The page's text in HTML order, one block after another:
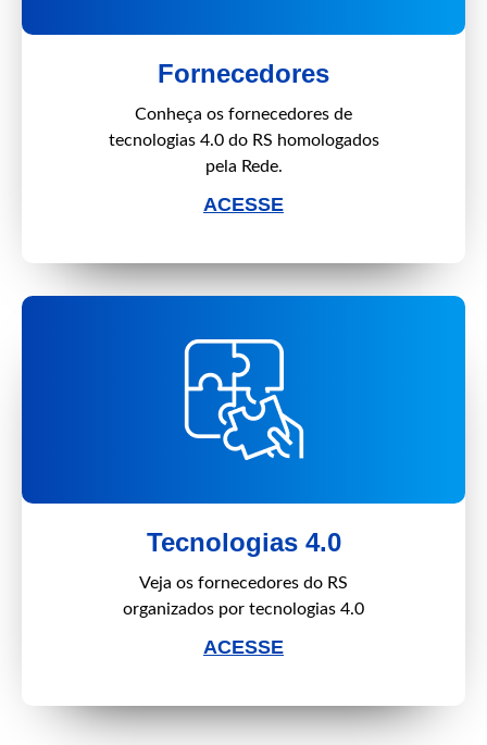
Fornecedores
Conheça os fornecedores de
tecnologias 4.0 do RS homologados
pela Rede.
ACESSE
Tecnologias 4.0
Veja os fornecedores do RS
organizados por tecnologias 4.0
ACESSE